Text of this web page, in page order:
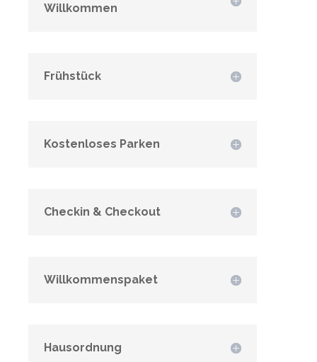
Willkommen
Frühstück
Kostenloses Parken
Checkin & Checkout
Willkommenspaket
Hausordnung